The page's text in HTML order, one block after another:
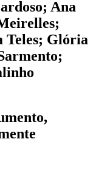
Ana
Teles; Glória